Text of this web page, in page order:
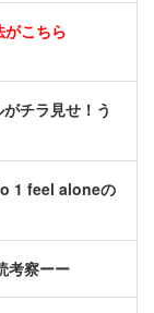
がこちら
チラ見せ！う
1 feel aloneの
考察ーー